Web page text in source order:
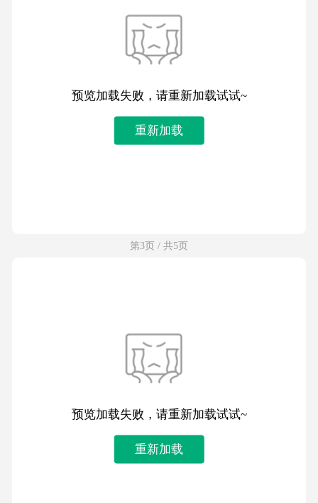
预览加载失败，请重新加载试试~
重新加载
第3页 / 共5页
预览加载失败，请重新加载试试~
重新加载